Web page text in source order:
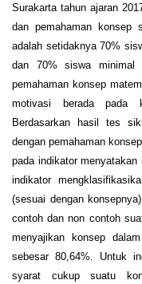
Surakarta tahun ajaran
dan pemahaman konsep
adalah setidaknya 70%
dan 70% siswa minimal
pemahaman konsep
motivasi berada pada
Berdasarkan hasil tes
dengan pemahaman
pada indikator
indikator
(sesuai dengan
contoh dan non contoh
menyajikan konsep
sebesar 80,64%. Untuk
syarat cukup suatu